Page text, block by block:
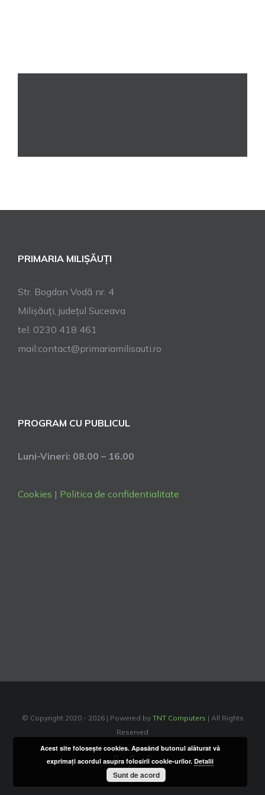
PRIMARIA MILIȘĂUȚI
Str. Bogdan Vodă nr. 4
Milișăuți, județul Suceava
tel. 0230 418 461
mail:contact@primariamilisauti.ro
PROGRAM CU PUBLICUL
Luni-Vineri: 08.00 – 16.00
Cookies | Politica de confidentialitate
© Copyright 2020 - 2026 | Powered by TNT Computers | All Rights
Reserved
FacebookInstagramYouTube
Acest site foloseşte cookies. Apasând butonul alăturat vă
exprimaţi acordul asupra folosirii cookie-urilor.Detalii
Sunt de acord